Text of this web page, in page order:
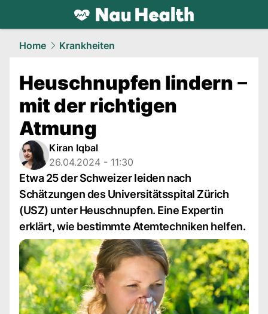
health.NAU.ch
Home Krankheiten
Heuschnupfen lindern ‒
mit der richtigen
Atmung
Kiran Iqbal
26.04.2024 - 11:30
Etwa 25 der Schweizer leiden nach
Schätzungen des Universitätsspital Zürich
(USZ) unter Heuschnupfen. Eine Expertin
erklärt, wie bestimmte Atemtechniken helfen.